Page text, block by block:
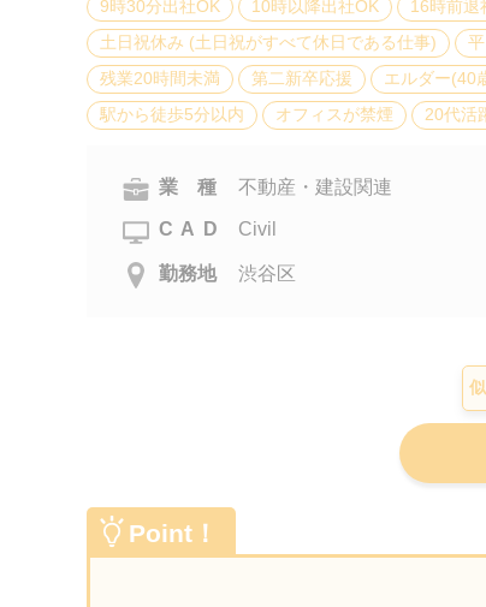
9時30分出社OK 10時以降出社OK 16時前退
土日祝休み (土日祝がすべて休日である仕事)
残業20時間未満
第二新卒応援 エルダー(40
駅から徒歩5分以内
オフィスが禁煙 20代活
業 種 不動産・建設関連
CAD Civil
勤務地 渋谷区
Point！